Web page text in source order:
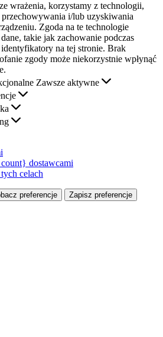
wrażenia, korzystamy z technologii,
i/lub uzyskiwania
Zgoda na te technologie
takie jak zachowanie podczas
na tej stronie. Brak
zgody może niekorzystnie wpłynąć
Zawsze aktywne
dostawcami
celach
preferencje Zapisz preferencje